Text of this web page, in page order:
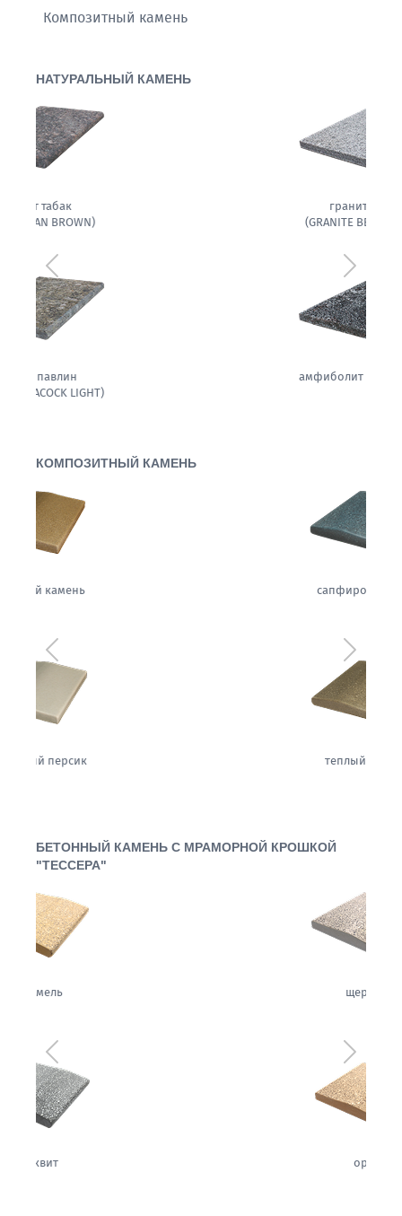
Композитный камень
НАТУРАЛЬНЫЙ КАМЕНЬ
Предыдущий
КОМПОЗИТНЫЙ КАМЕНЬ
Предыдущий
БЕТОННЫЙ КАМЕНЬ С МРАМОРНОЙ КРОШКОЙ
"ТЕССЕРА"
Предыдущий